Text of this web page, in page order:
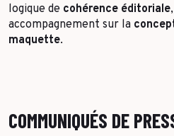
logique de cohérence éditoriale
accompagnement sur la
maquette.
COMMUNIQUÉS DE